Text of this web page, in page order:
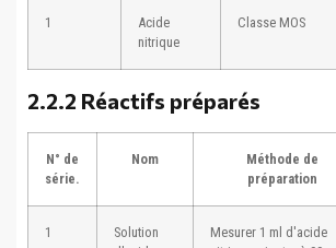
1
Acide
nitrique
Classe MOS
2.2.2 Réactifs préparés
N° de
série.
Nom
Méthode de
préparation
1
Solution
Mesurer 1 ml d'acide